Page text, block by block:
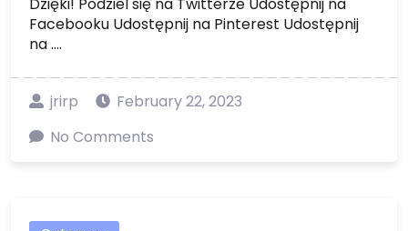
Facebooku Udostępnij na Pinterest Udostępnij
na ....
jrirp
February 22, 2023
No Comments